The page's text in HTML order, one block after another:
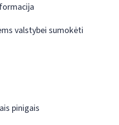
valstybei sumokėti
pinigais